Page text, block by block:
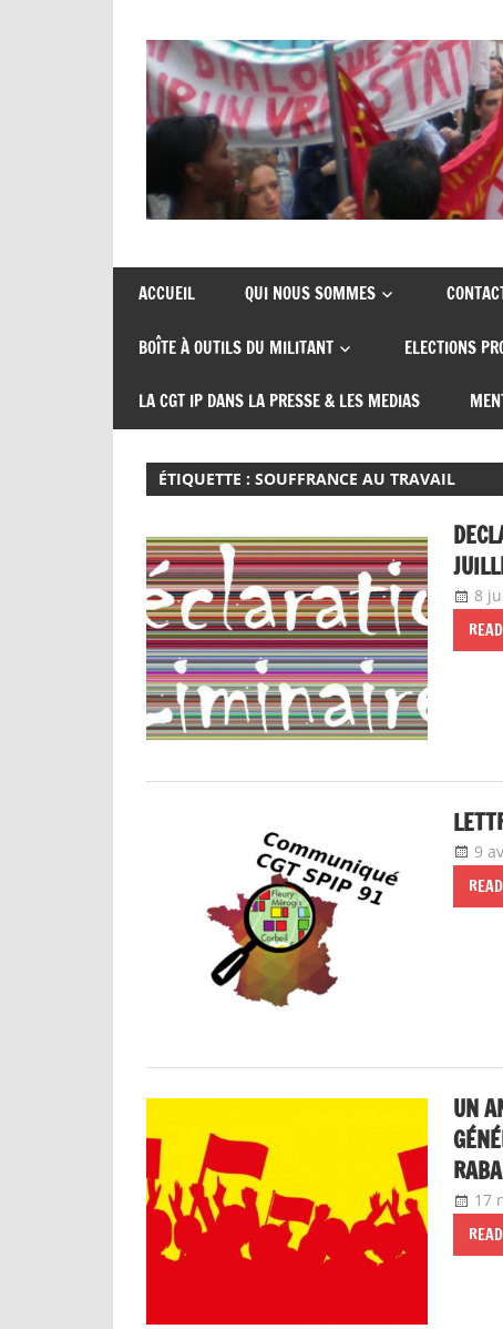
content
CGT
insertion
probation
de
syndicats
insertion
ACCUEIL QUI NOUS SOMMES
BOÎTE À OUTILS DU MILITANT ELECTIONS
LA CGT IP DANS LA PRESSE & LES MEDIAS
ÉTIQUETTE :SOUFFRANCE AU TRAVAIL
8
9
UN
17